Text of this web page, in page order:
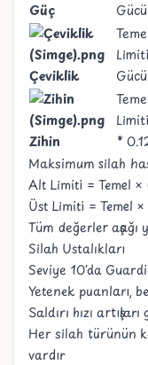
Güç
Çeviklik
Zihin
*
Maksimum silah
Alt Limiti = Temel ×
Üst Limiti = Temel
Tüm değerler aşağı
Silah Ustalıkları
Seviye 10'da
Yetenek puanları,
Saldırı hızı
Her silah türünün
vardır